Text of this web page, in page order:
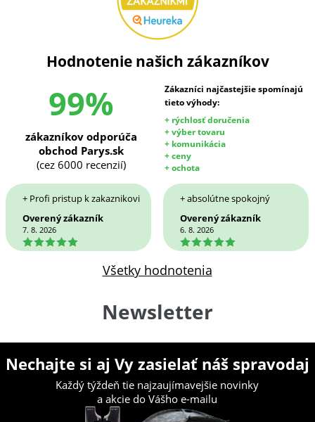
Hodnotenie našich zákazníkov
99%
Zákazníci najčastejšie spomínajú
tieto výhody:
+ rýchlosť doručenia
+ výber tovaru
+ komunikácia
+ ceny
+ ochota
zákazníkov odporúča
obchod Parys.sk
(cez 6000 recenzií)
+ Profi pristup k zakaznikovi
Overený zákazník
7. 8. 2026
5
+ absolútne spokojný
Overený zákazník
6. 8. 2026
5
Všetky hodnotenia
Newsletter
Nechajte si aj Vy zasielať náš spravodaj
Každý týždeň tie najzaujímavejšie novinky
a akcie do Vášho e-mailu